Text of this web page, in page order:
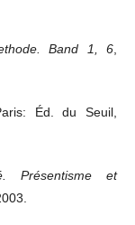
Band 1, 6
Éd. du Seuil,
Présentisme et